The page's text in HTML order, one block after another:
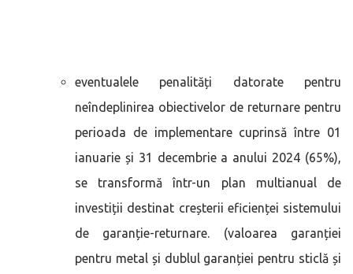
eventualele penalități datorate pentru
neîndeplinirea obiectivelor de returnare pentru
perioada de implementare cuprinsă între 01
ianuarie și 31 decembrie a anului 2024 (65%),
se transformă într-un plan multianual de
investiții destinat creșterii eficienței sistemului
de garanție-returnare. (valoarea garanției
pentru metal și dublul garanției pentru sticlă și